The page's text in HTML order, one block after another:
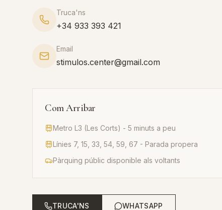
Truca'ns
+34 933 393 421
Email
stimulos.center@gmail.com
Com Arribar
Metro L3 (Les Corts) - 5 minuts a peu
Línies 7, 15, 33, 54, 59, 67 - Parada propera
Pàrquing públic disponible als voltants
TRUCA'NS WHATSAPP